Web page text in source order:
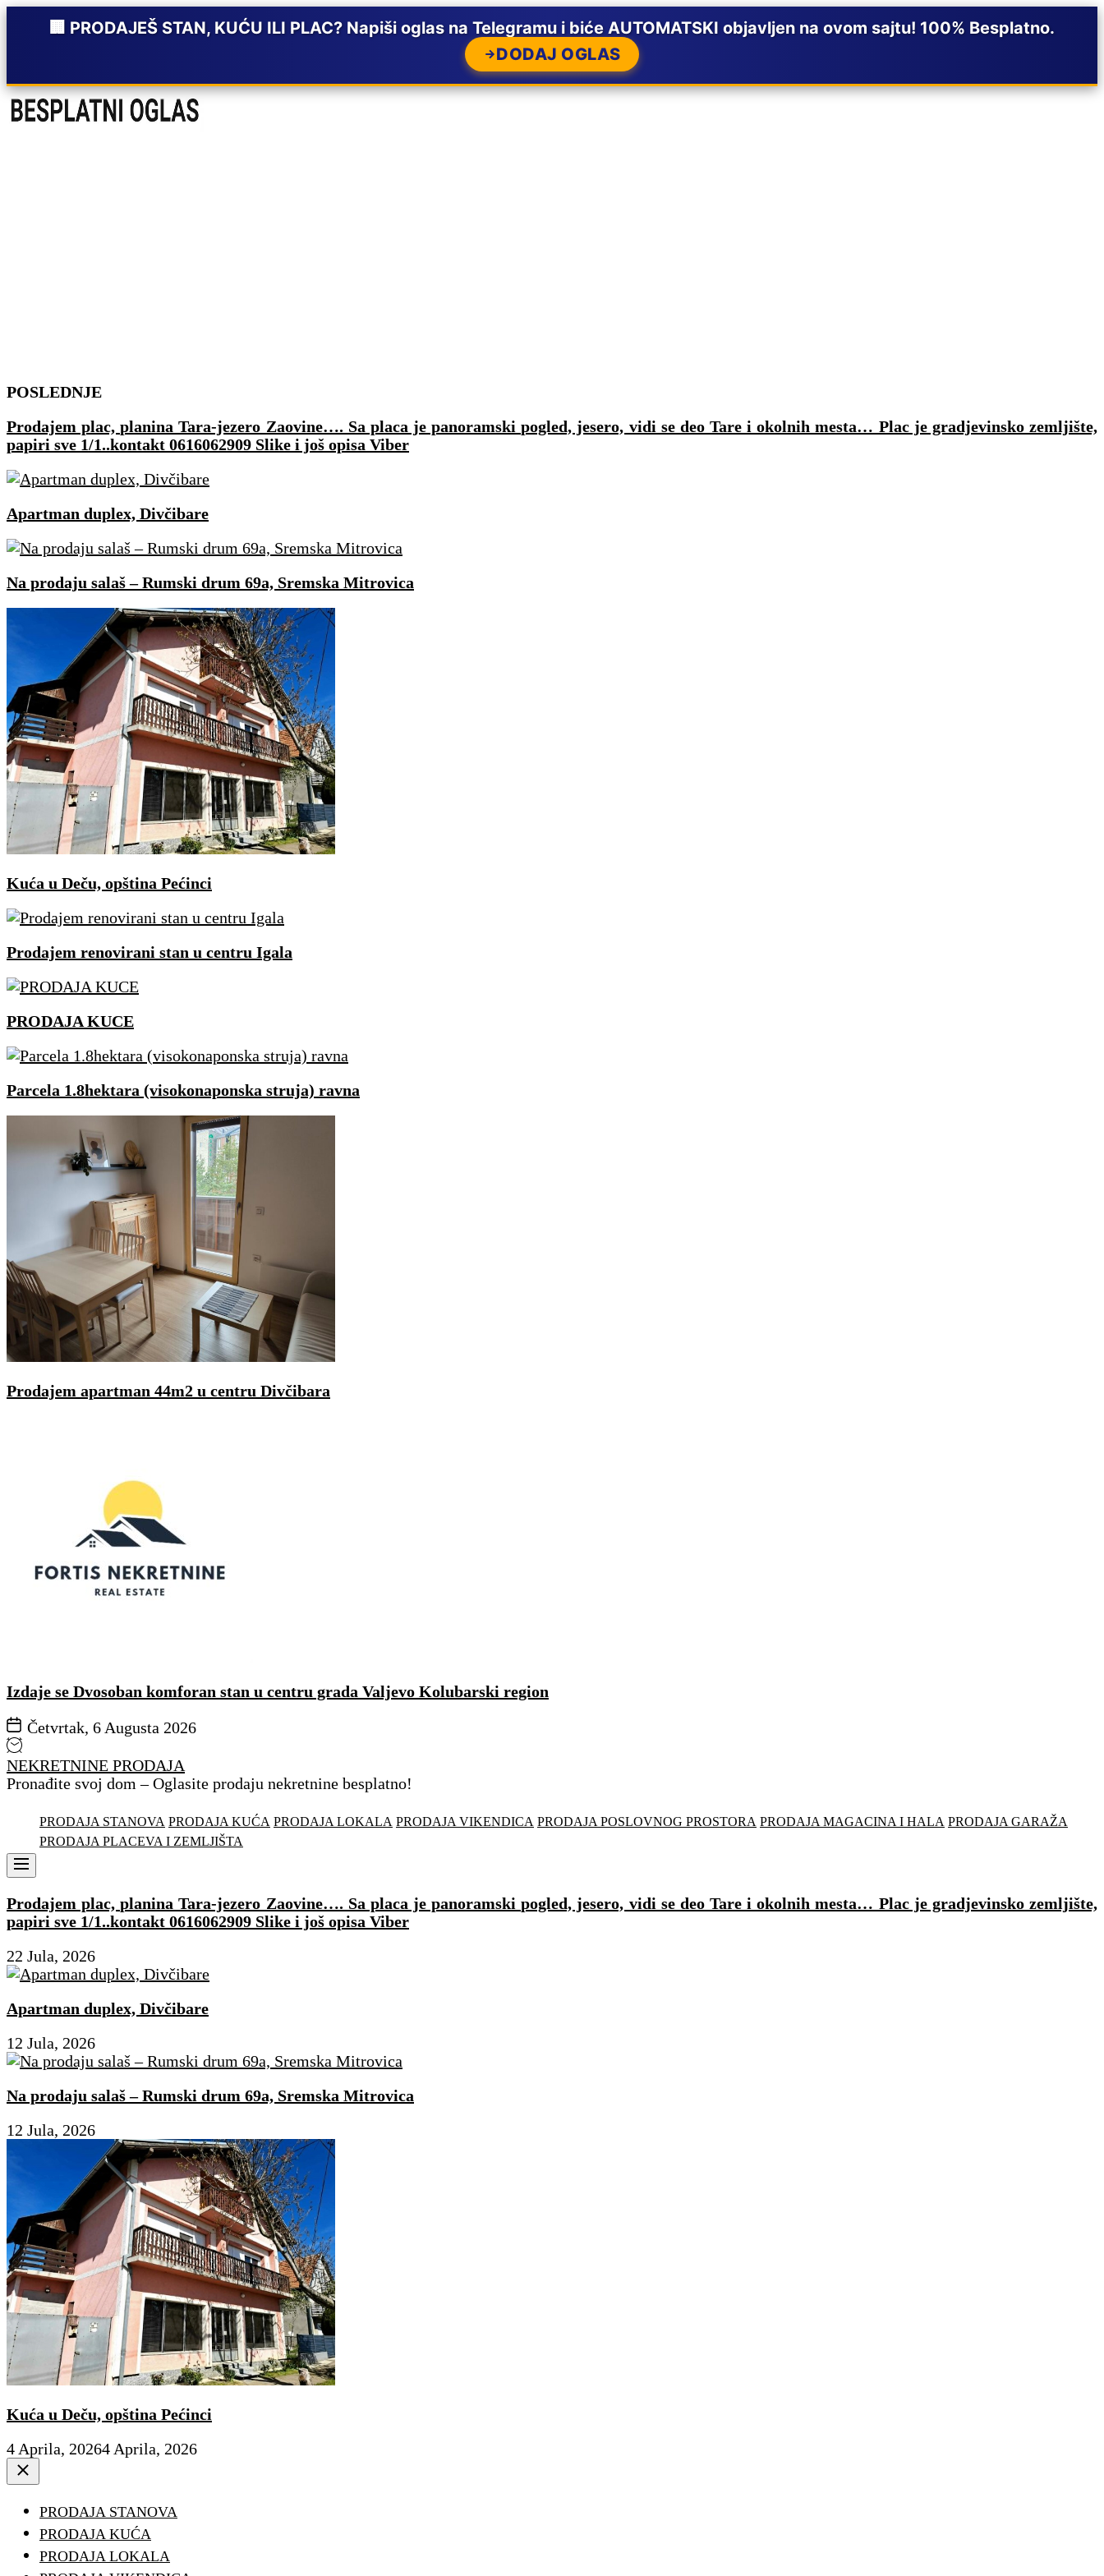
🏢 PRODAJEŠ STAN, KUĆU ILI PLAC? Napiši oglas na Telegramu i biće AUTOMATSKI objavljen na ovom sajtu! 100% Besplatno.
DODAJ OGLAS
Skip
content
POSLEDNJE
Prodajem plac, planina Tara-jezero Zaovine…. Sa placa je panoramski pogled, jesero, vidi se deo Tare i okolnih mesta… Plac je gradjevinsko zemljište,
papiri sve 1/1..kontakt 0616062909 Slike i još opisa Viber
Apartman duplex, Divčibare
Na prodaju salaš – Rumski drum 69a, Sremska Mitrovica
Kuća u Deču, opština Pećinci
Prodajem renovirani stan u centru Igala
PRODAJA KUCE
Parcela 1.8hektara (visokonaponska struja) ravna
Prodajem apartman 44m2 u centru Divčibara
Izdaje se Dvosoban komforan stan u centru grada Valjevo Kolubarski region
Četvrtak, 6 Augusta 2026
NEKRETNINE PRODAJA
Pronađite svoj dom – Oglasite prodaju nekretnine besplatno!
PRODAJA STANOVA PRODAJA KUĆA PRODAJA LOKALA PRODAJA VIKENDICA PRODAJA POSLOVNOG PROSTORA PRODAJA MAGACINA I HALA PRODAJA GARAŽA
PRODAJA PLACEVA I ZEMLJIŠTA
Menu
Prodajem plac, planina Tara-jezero Zaovine…. Sa placa je panoramski pogled, jesero, vidi se deo Tare i okolnih mesta… Plac je gradjevinsko zemljište,
papiri sve 1/1..kontakt 0616062909 Slike i još opisa Viber
22 Jula, 2026
Apartman duplex, Divčibare
12 Jula, 2026
Na prodaju salaš – Rumski drum 69a, Sremska Mitrovica
12 Jula, 2026
Kuća u Deču, opština Pećinci
4 Aprila, 20264 Aprila, 2026
Close
PRODAJA STANOVA
PRODAJA KUĆA
PRODAJA LOKALA